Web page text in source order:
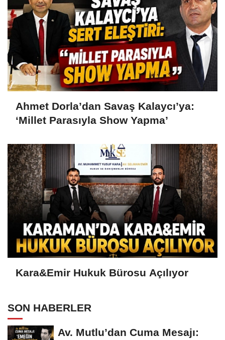
Ahmet Dorla’dan Savaş Kalaycı’ya:
‘Millet Parasıyla Show Yapma’
Kara&Emir Hukuk Bürosu Açılıyor
SON HABERLER
Av. Mutlu’dan Cuma Mesajı: